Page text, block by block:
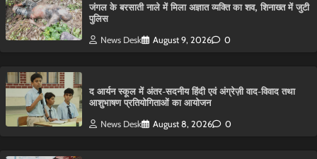
​जंगल के बरसाती नाले में मिला अज्ञात व्यक्ति का शव, शिनाख्त में जुटी
पुलिस
News Desk August 9, 2026 0
द आर्यन स्कूल में अंतर-सदनीय हिंदी एवं अंग्रेज़ी वाद-विवाद तथा
आशुभाषण प्रतियोगिताओं का आयोजन
News Desk August 8, 2026 0